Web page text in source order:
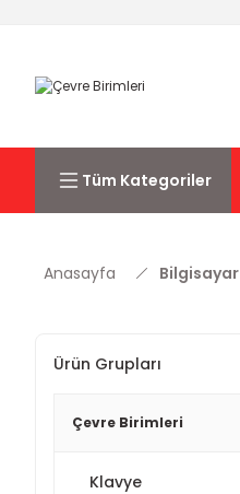
Tüm Kategoriler
Anasayfa Bilgisayar
Ürün Grupları
Çevre Birimleri
Klavye